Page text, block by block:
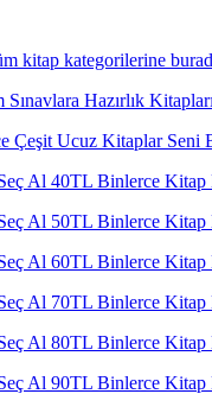
kitap kategorilerine
Sınavlara Hazırlık
Çeşit Ucuz Kitaplar Seni
Al 40TL Binlerce Kitap
Al 50TL Binlerce Kitap
Al 60TL Binlerce Kitap
Al 70TL Binlerce Kitap
Al 80TL Binlerce Kitap
Al 90TL Binlerce Kitap